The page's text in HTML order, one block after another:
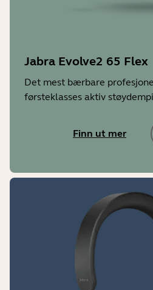
Ja
-10 °C til 55 °C (14 F til
Jabra Evolve2 65 Flex
Det mest bærbare
førsteklasses aktiv
Finn ut mer